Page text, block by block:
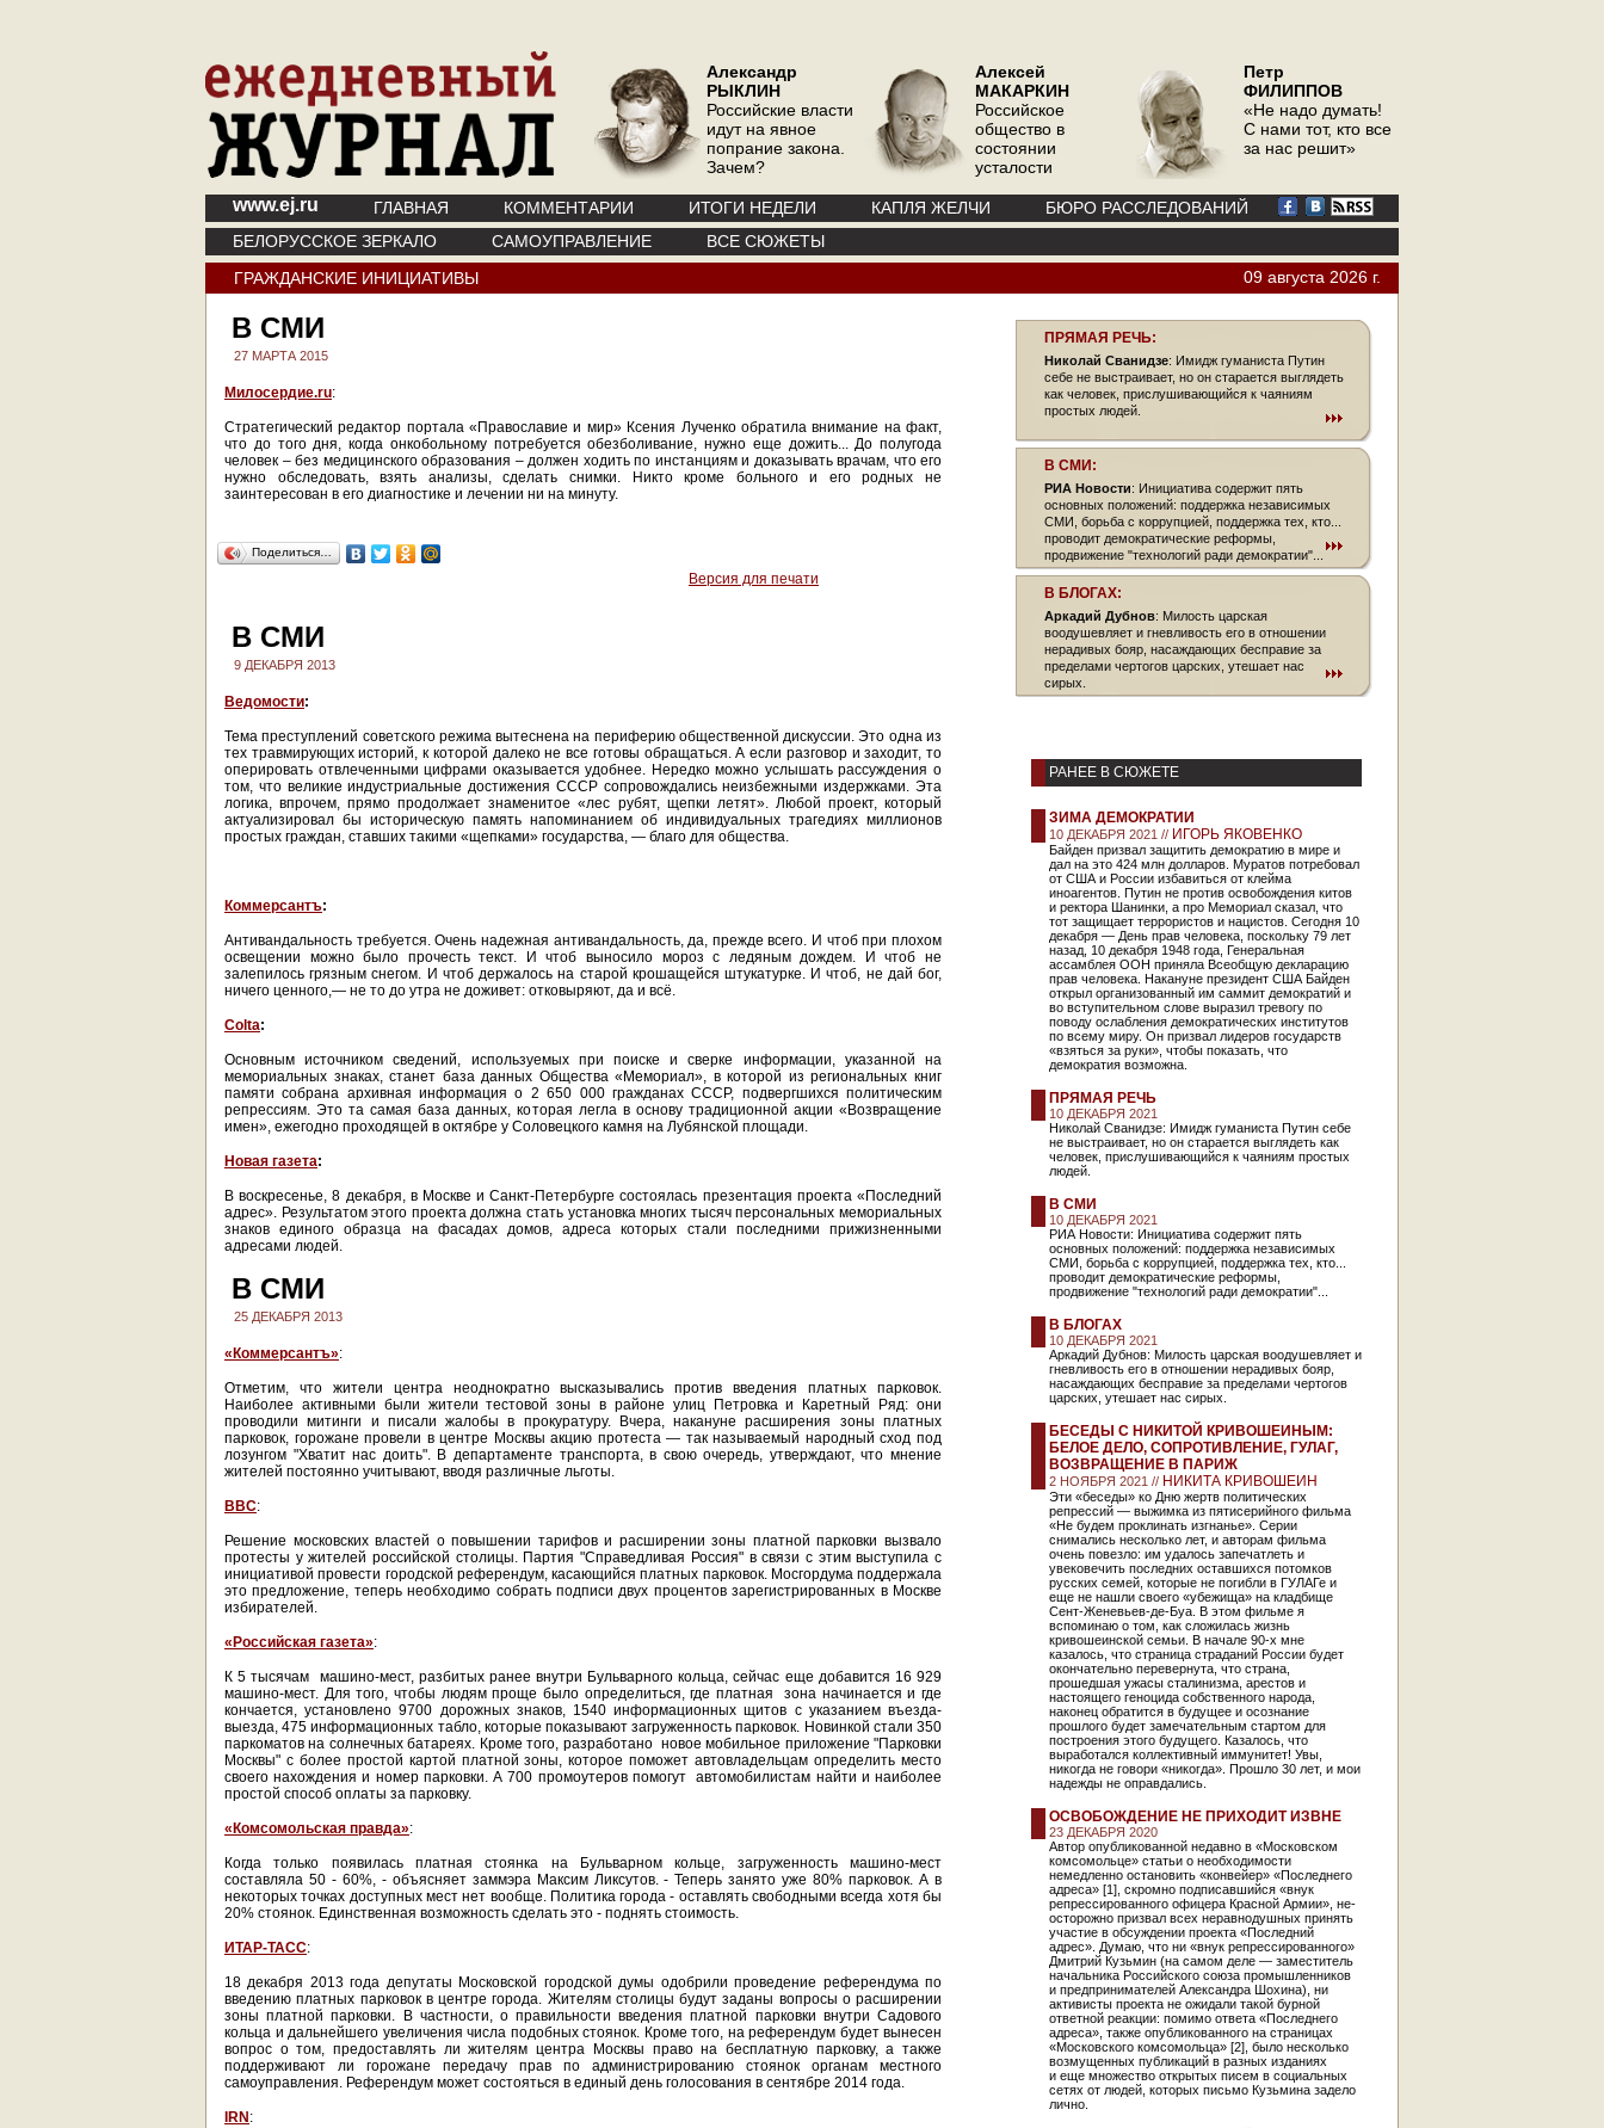
Александр
РЫКЛИН
Российские власти
идут на явное
попрание закона.
Зачем?
Алексей
МАКАРКИН
Российское
общество в
состоянии
усталости
Петр
ФИЛИППОВ
«Не надо думать!
С нами тот, кто все
за нас решит»
www.ej.ru ГЛАВНАЯ КОММЕНТАРИИ ИТОГИ НЕДЕЛИ КАПЛЯ ЖЕЛЧИ
БЮРО РАССЛЕДОВАНИЙ
БЕЛОРУССКОЕ ЗЕРКАЛО
САМОУПРАВЛЕНИЕ
ВСЕ СЮЖЕТЫ
ГРАЖДАНСКИЕ ИНИЦИАТИВЫ
09 августа 2026 г.
В СМИ
27 МАРТА 2015
Милосердие.ru:
Стратегический редактор портала «Православие и мир» Ксения Лученко обратила внимание на факт,
что до того дня, когда онкобольному потребуется обезболивание, нужно еще дожить... До полугода
человек – без медицинского образования – должен ходить по инстанциям и доказывать врачам, что его
нужно обследовать, взять анализы, сделать снимки. Никто кроме больного и его родных не
заинтересован в его диагностике и лечении ни на минуту.
Поделиться…
Версия для печати
В СМИ
9 ДЕКАБРЯ 2013
Ведомости:
Тема преступлений советского режима вытеснена на периферию общественной дискуссии. Это одна из
тех травмирующих историй, к которой далеко не все готовы обращаться. А если разговор и заходит, то
оперировать отвлеченными цифрами оказывается удобнее. Нередко можно услышать рассуждения о
том, что великие индустриальные достижения СССР сопровождались неизбежными издержками. Эта
логика, впрочем, прямо продолжает знаменитое «лес рубят, щепки летят». Любой проект, который
актуализировал бы историческую память напоминанием об индивидуальных трагедиях миллионов
простых граждан, ставших такими «щепками» государства, — благо для общества.
Коммерсантъ:
Антивандальность требуется. Очень надежная антивандальность, да, прежде всего. И чтоб при плохом
освещении можно было прочесть текст. И чтоб выносило мороз с ледяным дождем. И чтоб не
залепилось грязным снегом. И чтоб держалось на старой крошащейся штукатурке. И чтоб, не дай бог,
ничего ценного,— не то до утра не доживет: отковыряют, да и всё.
Colta:
Основным источником сведений, используемых при поиске и сверке информации, указанной на
мемориальных знаках, станет база данных Общества «Мемориал», в которой из региональных книг
памяти собрана архивная информация о 2 650 000 гражданах СССР, подвергшихся политическим
репрессиям. Это та самая база данных, которая легла в основу традиционной акции «Возвращение
имен», ежегодно проходящей в октябре у Соловецкого камня на Лубянской площади.
Новая газета:
В воскресенье, 8 декабря, в Москве и Санкт-Петербурге состоялась презентация проекта «Последний
адрес». Результатом этого проекта должна стать установка многих тысяч персональных мемориальных
знаков единого образца на фасадах домов, адреса которых стали последними прижизненными
адресами людей.
В СМИ
25 ДЕКАБРЯ 2013
«Коммерсантъ»:
Отметим, что жители центра неоднократно высказывались против введения платных парковок.
Наиболее активными были жители тестовой зоны в районе улиц Петровка и Каретный Ряд: они
проводили митинги и писали жалобы в прокуратуру. Вчера, накануне расширения зоны платных
парковок, горожане провели в центре Москвы акцию протеста — так называемый народный сход под
лозунгом "Хватит нас доить". В департаменте транспорта, в свою очередь, утверждают, что мнение
жителей постоянно учитывают, вводя различные льготы.
ВВС:
Решение московских властей о повышении тарифов и расширении зоны платной парковки вызвало
протесты у жителей российской столицы. Партия "Справедливая Россия" в связи с этим выступила с
инициативой провести городской референдум, касающийся платных парковок. Мосгордума поддержала
это предложение, теперь необходимо собрать подписи двух процентов зарегистрированных в Москве
избирателей.
«Российская газета»:
К 5 тысячам машино-мест, разбитых ранее внутри Бульварного кольца, сейчас еще добавится 16 929
машино-мест. Для того, чтобы людям проще было определиться, где платная зона начинается и где
кончается, установлено 9700 дорожных знаков, 1540 информационных щитов с указанием въезда-
выезда, 475 информационных табло, которые показывают загруженность парковок. Новинкой стали 350
паркоматов на солнечных батареях. Кроме того, разработано новое мобильное приложение "Парковки
Москвы" с более простой картой платной зоны, которое поможет автовладельцам определить место
своего нахождения и номер парковки. А 700 промоутеров помогут автомобилистам найти и наиболее
простой способ оплаты за парковку.
«Комсомольская правда»:
Когда только появилась платная стоянка на Бульварном кольце, загруженность машино-мест
составляла 50 - 60%, - объясняет заммэра Максим Ликсутов. - Теперь занято уже 80% парковок. А в
некоторых точках доступных мест нет вообще. Политика города - оставлять свободными всегда хотя бы
20% стоянок. Единственная возможность сделать это - поднять стоимость.
ИТАР-ТАСС:
18 декабря 2013 года депутаты Московской городской думы одобрили проведение референдума по
введению платных парковок в центре города. Жителям столицы будут заданы вопросы о расширении
зоны платной парковки. В частности, о правильности введения платной парковки внутри Садового
кольца и дальнейшего увеличения числа подобных стоянок. Кроме того, на референдум будет вынесен
вопрос о том, предоставлять ли жителям центра Москвы право на бесплатную парковку, а также
поддерживают ли горожане передачу прав по администрированию стоянок органам местного
самоуправления. Референдум может состояться в единый день голосования в сентябре 2014 года.
IRN :
ПРЯМАЯ РЕЧЬ:
Николай Сванидзе: Имидж гуманиста Путин
себе не выстраивает, но он старается выглядеть
как человек, прислушивающийся к чаяниям
простых людей.
В СМИ:
РИА Новости: Инициатива содержит пять
основных положений: поддержка независимых
СМИ, борьба с коррупцией, поддержка тех, кто...
проводит демократические реформы,
продвижение "технологий ради демократии"...
В БЛОГАХ:
Аркадий Дубнов: Милость царская
воодушевляет и гневливость его в отношении
нерадивых бояр, насаждающих бесправие за
пределами чертогов царских, утешает нас
сирых.
РАНЕЕ В СЮЖЕТЕ
ЗИМА ДЕМОКРАТИИ
10 ДЕКАБРЯ 2021 // ИГОРЬ ЯКОВЕНКО
Байден призвал защитить демократию в мире и
дал на это 424 млн долларов. Муратов потребовал
от США и России избавиться от клейма
иноагентов. Путин не против освобождения китов
и ректора Шанинки, а про Мемориал сказал, что
тот защищает террористов и нацистов. Сегодня 10
декабря — День прав человека, поскольку 79 лет
назад, 10 декабря 1948 года, Генеральная
ассамблея ООН приняла Всеобщую декларацию
прав человека. Накануне президент США Байден
открыл организованный им саммит демократий и
во вступительном слове выразил тревогу по
поводу ослабления демократических институтов
по всему миру. Он призвал лидеров государств
«взяться за руки», чтобы показать, что
демократия возможна.
ПРЯМАЯ РЕЧЬ
10 ДЕКАБРЯ 2021
Николай Сванидзе: Имидж гуманиста Путин себе
не выстраивает, но он старается выглядеть как
человек, прислушивающийся к чаяниям простых
людей.
В СМИ
10 ДЕКАБРЯ 2021
РИА Новости: Инициатива содержит пять
основных положений: поддержка независимых
СМИ, борьба с коррупцией, поддержка тех, кто...
проводит демократические реформы,
продвижение "технологий ради демократии"...
В БЛОГАХ
10 ДЕКАБРЯ 2021
Аркадий Дубнов: Милость царская воодушевляет и
гневливость его в отношении нерадивых бояр,
насаждающих бесправие за пределами чертогов
царских, утешает нас сирых.
БЕСЕДЫ С НИКИТОЙ КРИВОШЕИНЫМ:
БЕЛОЕ ДЕЛО, СОПРОТИВЛЕНИЕ, ГУЛАГ,
ВОЗВРАЩЕНИЕ В ПАРИЖ
2 НОЯБРЯ 2021 // НИКИТА КРИВОШЕИН
Эти «беседы» ко Дню жертв политических
репрессий — выжимка из пятисерийного фильма
«Не будем проклинать изгнанье». Серии
снимались несколько лет, и авторам фильма
очень повезло: им удалось запечатлеть и
увековечить последних оставшихся потомков
русских семей, которые не погибли в ГУЛАГе и
еще не нашли своего «убежища» на кладбище
Сент-Женевьев-де-Буа. В этом фильме я
вспоминаю о том, как сложилась жизнь
кривошеинской семьи. В начале 90-х мне
казалось, что страница страданий России будет
окончательно перевернута, что страна,
прошедшая ужасы сталинизма, арестов и
настоящего геноцида собственного народа,
наконец обратится в будущее и осознание
прошлого будет замечательным стартом для
построения этого будущего. Казалось, что
выработался коллективный иммунитет! Увы,
никогда не говори «никогда». Прошло 30 лет, и мои
надежды не оправдались.
ОСВОБОЖДЕНИЕ НЕ ПРИХОДИТ ИЗВНЕ
23 ДЕКАБРЯ 2020
Автор опубликованной недавно в «Московском
комсомольце» статьи о необходимости
немедленно остановить «конвейер» «Последнего
адреса» [1], скромно подписавшийся «внук
репрессированного офицера Красной Армии», не­
осторожно призвал всех неравнодушных принять
участие в обсуждении проекта «Последний
адрес». Думаю, что ни «внук репрессированного»
Дмитрий Кузьмин (на самом деле — заместитель
начальника Российского союза промышленников
и предпринимателей Александра Шохина), ни
активисты проекта не ожидали такой бурной
ответной реакции: помимо ответа «Последнего
адреса», также опубликованного на страницах
«Московского комсомольца» [2], было несколько
возмущенных пуб­ликаций в разных изданиях
и еще множество открытых писем в социальных
сетях от людей, которых письмо Кузьмина задело
лично.